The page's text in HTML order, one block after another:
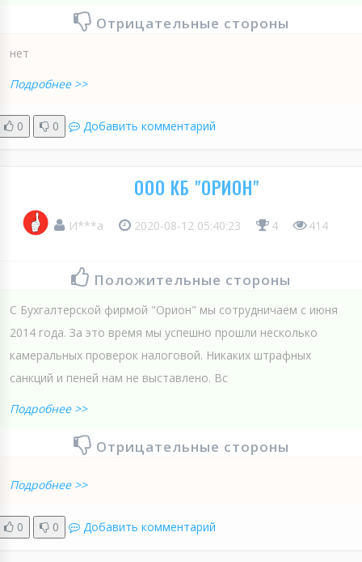
Отрицательные стороны
нет
Подробнее >>
0 0 Добавить комментарий
ООО КБ "ОРИОН"
И***а 2020-08-12 05:40:23 4 414
Положительные стороны
С Бухгалтерской фирмой "Орион" мы сотрудничаем с июня
2014 года. За это время мы успешно прошли несколько
камеральных проверок налоговой. Никаких штрафных
санкций и пеней нам не выставлено. Вс
Подробнее >>
Отрицательные стороны
Подробнее >>
0 0 Добавить комментарий